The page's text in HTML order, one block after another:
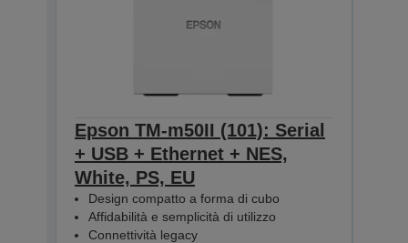
Epson TM-m50II (101): Serial
+ USB + Ethernet + NES,
White, PS, EU
Design compatto a forma di cubo
Affidabilità e semplicità di utilizzo
Connettività legacy